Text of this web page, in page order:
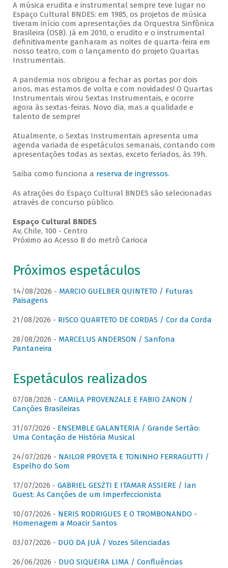
A música erudita e instrumental sempre teve lugar no
Espaço Cultural BNDES: em 1985, os projetos de música
tiveram início com apresentações da Orquestra Sinfônica
Brasileira (OSB). Já em 2010, o erudito e o instrumental
definitivamente ganharam as noites de quarta-feira em
nosso teatro, com o lançamento do projeto Quartas
Instrumentais.
A pandemia nos obrigou a fechar as portas por dois
anos, mas estamos de volta e com novidades! O Quartas
Instrumentais virou Sextas Instrumentais, e ocorre
agora às sextas-feiras. Novo dia, mas a qualidade e
talento de sempre!
Atualmente, o Sextas Instrumentais apresenta uma
agenda variada de espetáculos semanais, contando com
apresentações todas as sextas, exceto feriados, às 19h.
Saiba como funciona a reserva de ingressos.
As atrações do Espaço Cultural BNDES são selecionadas
através de concurso público.
Espaço Cultural BNDES
Av, Chile, 100 - Centro
Próximo ao Acesso B do metrô Carioca
Próximos espetáculos
14/08/2026 - MARCIO GUELBER QUINTETO / Futuras
Paisagens
21/08/2026 - RISCO QUARTETO DE CORDAS / Cor da Corda
28/08/2026 - MARCELUS ANDERSON / Sanfona
Pantaneira
Espetáculos realizados
07/08/2026 - CAMILA PROVENZALE E FABIO ZANON /
Canções Brasileiras
31/07/2026 - ENSEMBLE GALANTERIA / Grande Sertão:
Uma Contação de História Musical
24/07/2026 - NAILOR PROVETA E TONINHO FERRAGUTTI /
Espelho do Som
17/07/2026 - GABRIEL GESZTI E ITAMAR ASSIERE / Ian
Guest: As Canções de um Imperfeccionista
10/07/2026 - NERIS RODRIGUES E O TROMBONANDO -
Homenagem a Moacir Santos
03/07/2026 - DUO DA JUÁ / Vozes Silenciadas
26/06/2026 - DUO SIQUEIRA LIMA / Confluências